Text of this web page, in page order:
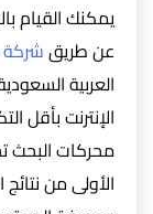
يمكنك القيام
عن طريق
العربية
الإنترنت بأقل
محركات
الأولى من